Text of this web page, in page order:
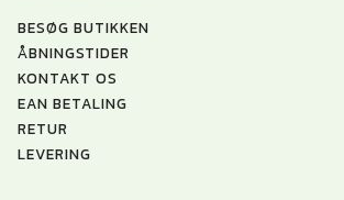
BESØG BUTIKKEN
ÅBNINGSTIDER
KONTAKT OS
EAN BETALING
RETUR
LEVERING